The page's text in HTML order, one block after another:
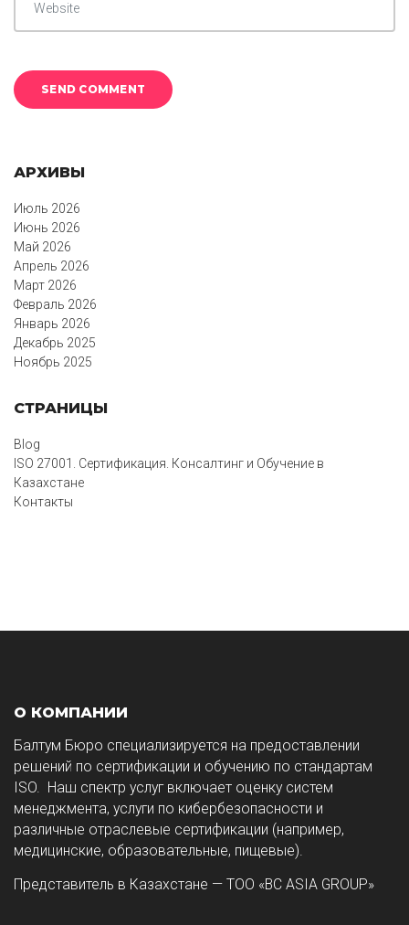
АРХИВЫ
Июль 2026
Июнь 2026
Май 2026
Апрель 2026
Март 2026
Февраль 2026
Январь 2026
Декабрь 2025
Ноябрь 2025
СТРАНИЦЫ
Blog
ISO 27001. Сертификация. Консалтинг и Обучение в
Казахстане
Контакты
О КОМПАНИИ
Балтум Бюро специализируется на предоставлении
решений по сертификации и обучению по стандартам
ISO. Наш спектр услуг включает оценку систем
менеджмента, услуги по кибербезопасности и
различные отраслевые сертификации (например,
медицинские, образовательные, пищевые).
Представитель в Казахстане — ТОО «BC ASIA GROUP»